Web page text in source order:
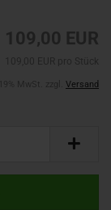
109,00 EUR
Versand